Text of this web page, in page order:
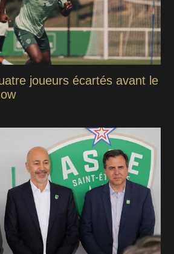
joueurs écartés avant le